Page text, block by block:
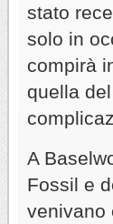
stato
solo in
compirà
quella
A
Fossil e
venivano